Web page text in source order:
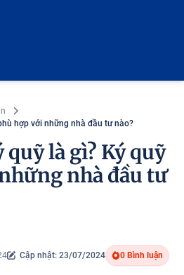
hợp với những nhà đầu tư nào?
là gì? Ký quỹ
nhà đầu tư
Cập nhật: 23/07/2024 0 Bình luận